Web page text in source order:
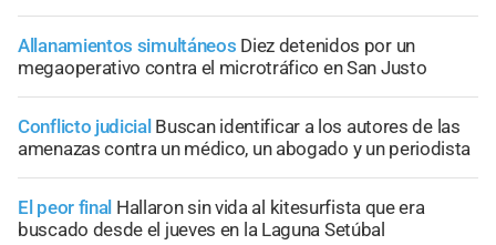
Allanamientos simultáneos Diez detenidos por un
megaoperativo contra el microtráfico en San Justo
Conflicto judicial Buscan identificar a los autores de las
amenazas contra un médico, un abogado y un periodista
El peor final Hallaron sin vida al kitesurfista que era
buscado desde el jueves en la Laguna Setúbal